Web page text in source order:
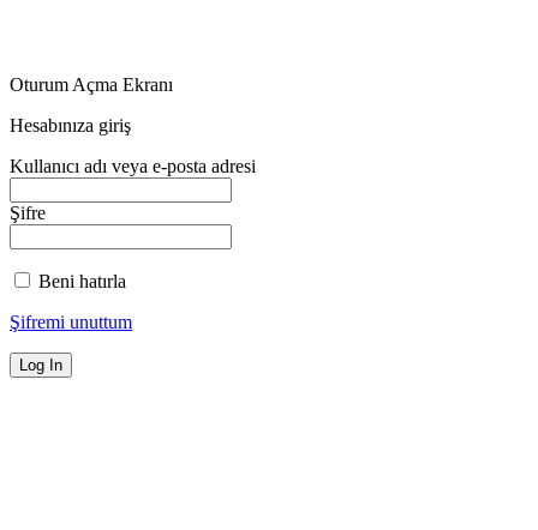
Oturum Açma Ekranı
Hesabınıza giriş
Kullanıcı adı veya e-posta adresi
Şifre
Beni hatırla
Şifremi unuttum